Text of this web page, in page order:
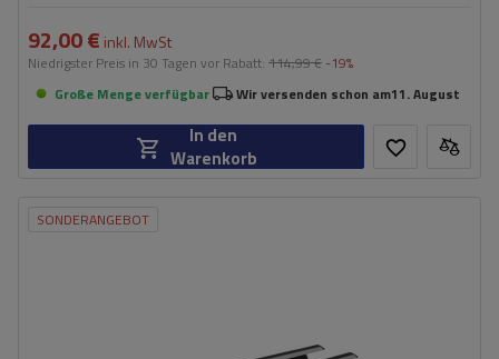
92,00 € inkl. MwSt
Niedrigster Preis in 30 Tagen vor Rabatt: 114,99 € -19%
Große Menge verfügbar
Wir versenden schon am11. August
In den
Warenkorb
SONDERANGEBOT